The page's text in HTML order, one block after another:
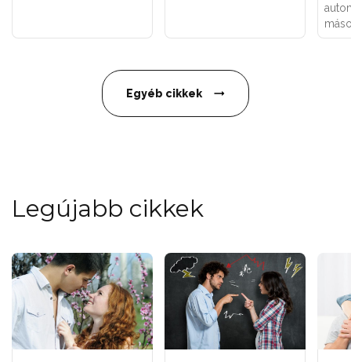
Egyéb cikkek
Legújabb cikkek